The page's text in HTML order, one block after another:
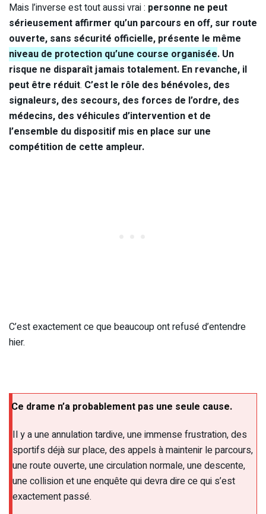
Mais l’inverse est tout aussi vrai : personne ne peut
sérieusement affirmer qu’un parcours en off, sur route
ouverte, sans sécurité officielle, présente le même
niveau de protection qu’une course organisée. Un
risque ne disparaît jamais totalement. En revanche, il
peut être réduit. C’est le rôle des bénévoles, des
signaleurs, des secours, des forces de l’ordre, des
médecins, des véhicules d’intervention et de
l’ensemble du dispositif mis en place sur une
compétition de cette ampleur.
C’est exactement ce que beaucoup ont refusé d’entendre
hier.
Ce drame n’a probablement pas une seule cause.
Il y a une annulation tardive, une immense frustration, des
sportifs déjà sur place, des appels à maintenir le parcours,
une route ouverte, une circulation normale, une descente,
une collision et une enquête qui devra dire ce qui s’est
exactement passé.